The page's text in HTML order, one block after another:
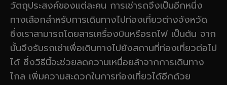
วัตถุประสงค์ของแต่ละคน การเช่ารถจึงเป็นอีกหนึ่ง
ทางเลือกสำหรับการเดินทางไปท่องเที่ยวต่างจังหวัด
ซึ่งเราสามารถโดยสารเครื่องบินหรือรถไฟ เป็นต้น จาก
นั้นจึงรับรถเช่าเพื่อเดินทางไปยังสถานที่ท่องเที่ยวต่อไป
ได้ ซึ่งวิธีนี้จะช่วยลดความเหนื่อยล้าจากการเดินทาง
ไกล เพิ่มความสะดวกในการท่องเที่ยวได้อีกด้วย